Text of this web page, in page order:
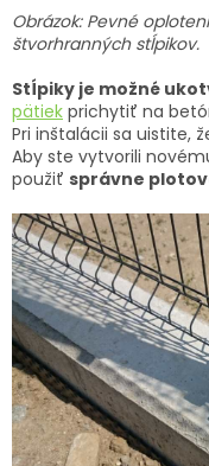
Obrázok: Pevné
štvorhranných stĺpikov.
Stĺpiky je možné
pätiek prichytiť na
Pri inštalácii sa uistite,
Aby ste vytvorili
použiť správne